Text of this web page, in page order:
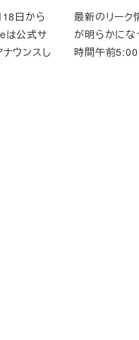
日から
は公式サ
ウンスし
最新のリーク
が明らかに
時間午前5:00